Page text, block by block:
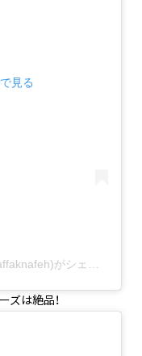
見る
ズは絶品！